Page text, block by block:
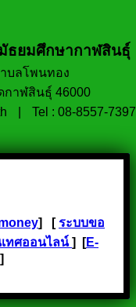
ธยมศึกษากาฬสินธุ์
บลโพนทอง
กาฬสินธุ์ 46000
Tel : 08-8557-7397
] [ระบบขอ
ทศออนไลน์] [E-
]